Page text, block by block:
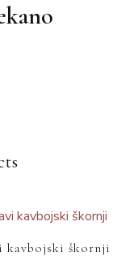
kavbojski škornji